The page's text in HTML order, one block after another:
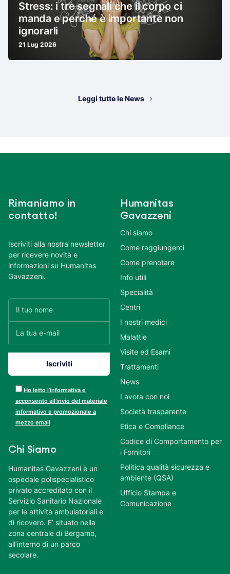
Stress: i tre segnali che il corpo ci
manda e perché è importante non
ignorarli
21 Lug 2026
Leggi tutte le News
Rimaniamo in
contatto!
Iscriviti alla nostra newsletter
per ricevere novità e
informazioni su Humanitas
Gavazzeni.
Ho letto l’informativa e
acconsento all’invio del materiale
informativo e promozionale a
mezzo email
Chi Siamo
Humanitas Gavazzeni è un
ospedale polispecialistico
privato accreditato con il
Servizio Sanitario Nazionale
per le attività ambulatoriali e
di ricovero. E’ situato nella
zona centrale di Bergamo,
all’interno di un parco
secolare.
Humanitas
Gavazzeni
Chi siamo
Come raggiungerci
Come prenotare
Info utili
Specialità
Centri
I nostri medici
Malattie
Visite ed Esami
Trattamenti
News
Lavora con noi
Società trasparente
Etica e Compliance
Codice di Comportamento per
i Fornitori
Politica qualità sicurezza e
ambiente (QSA)
Ufficio Stampa e
Comunicazione